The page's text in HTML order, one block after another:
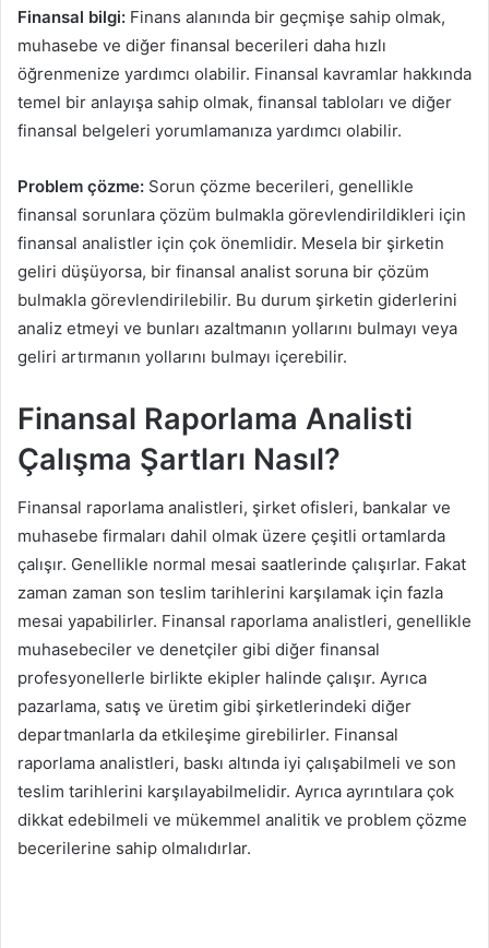
Finansal bilgi: Finans alanında bir geçmişe sahip olmak,
muhasebe ve diğer finansal becerileri daha hızlı
öğrenmenize yardımcı olabilir. Finansal kavramlar hakkında
temel bir anlayışa sahip olmak, finansal tabloları ve diğer
finansal belgeleri yorumlamanıza yardımcı olabilir.
Problem çözme: Sorun çözme becerileri, genellikle
finansal sorunlara çözüm bulmakla görevlendirildikleri için
finansal analistler için çok önemlidir. Mesela bir şirketin
geliri düşüyorsa, bir finansal analist soruna bir çözüm
bulmakla görevlendirilebilir. Bu durum şirketin giderlerini
analiz etmeyi ve bunları azaltmanın yollarını bulmayı veya
geliri artırmanın yollarını bulmayı içerebilir.
Finansal Raporlama Analisti
Çalışma Şartları Nasıl?
Finansal raporlama analistleri, şirket ofisleri, bankalar ve
muhasebe firmaları dahil olmak üzere çeşitli ortamlarda
çalışır. Genellikle normal mesai saatlerinde çalışırlar. Fakat
zaman zaman son teslim tarihlerini karşılamak için fazla
mesai yapabilirler. Finansal raporlama analistleri, genellikle
muhasebeciler ve denetçiler gibi diğer finansal
profesyonellerle birlikte ekipler halinde çalışır. Ayrıca
pazarlama, satış ve üretim gibi şirketlerindeki diğer
departmanlarla da etkileşime girebilirler. Finansal
raporlama analistleri, baskı altında iyi çalışabilmeli ve son
teslim tarihlerini karşılayabilmelidir. Ayrıca ayrıntılara çok
dikkat edebilmeli ve mükemmel analitik ve problem çözme
becerilerine sahip olmalıdırlar.